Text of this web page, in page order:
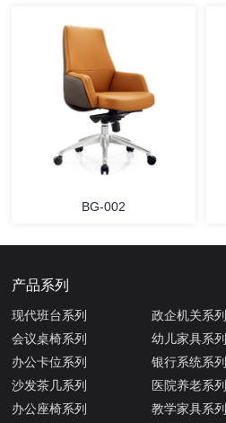
BG-002
产品系列
现代班台系列
会议桌椅系列
办公卡位系列
沙发茶几系列
办公座椅系列
政企机关系列
幼儿家具系列
银行系统系列
医院养老系列
教学家具系列